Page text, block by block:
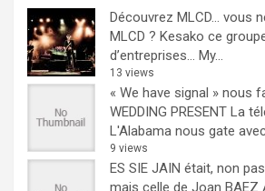
Découvrez MLCD… vous
MLCD ? Kesako ce
d’entreprises… My...
13 views
« We have signal » nous
WEDDING PRESENT La
L'Alabama nous gate
9 views
ES SIE JAIN était, non
mais celle de Joan BAEZ